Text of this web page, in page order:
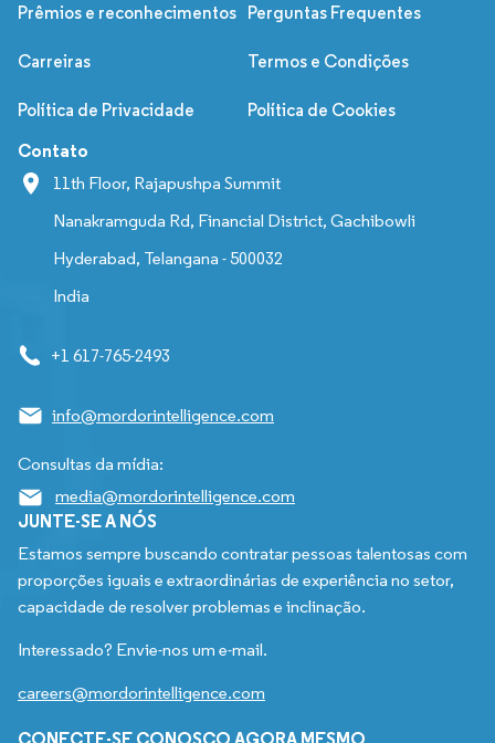
Prêmios e reconhecimentos Perguntas Frequentes
Carreiras Termos e Condições
Política de Privacidade Política de Cookies
Contato
11th Floor, Rajapushpa Summit
Nanakramguda Rd, Financial District, Gachibowli
Hyderabad, Telangana - 500032
India
+1 617-765-2493
info@mordorintelligence.com
Consultas da mídia:
media@mordorintelligence.com
JUNTE-SE A NÓS
Estamos sempre buscando contratar pessoas talentosas com
proporções iguais e extraordinárias de experiência no setor,
capacidade de resolver problemas e inclinação.
Interessado? Envie-nos um e-mail.
careers@mordorintelligence.com